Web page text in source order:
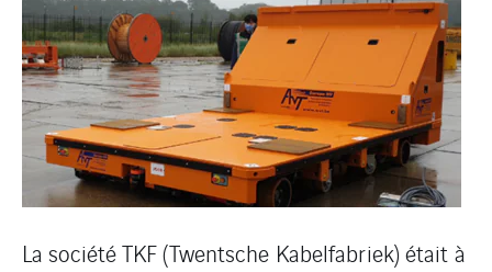
La société TKF (Twentsche Kabelfabriek) était à